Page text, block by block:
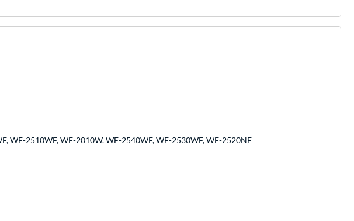
WF-2510WF, WF-2010W. WF-2540WF, WF-2530WF, WF-2520NF